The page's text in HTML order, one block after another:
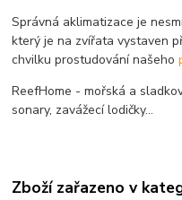
Správná aklimatizace je
který je na zvířata vystaven
chvilku prostudování našeho
ReefHome - mořská a
sonary, zavážecí lodičky...
Zboží zařazeno v